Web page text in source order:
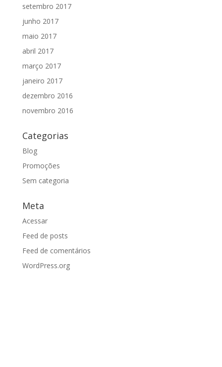
setembro 2017
junho 2017
maio 2017
abril 2017
março 2017
janeiro 2017
dezembro 2016
novembro 2016
Categorias
Blog
Promoções
Sem categoria
Meta
Acessar
Feed de posts
Feed de comentários
WordPress.org